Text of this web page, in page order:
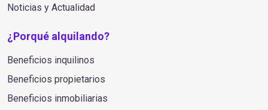
Noticias y Actualidad
¿Porqué alquilando?
Beneficios inquilinos
Beneficios propietarios
Beneficios inmobiliarias